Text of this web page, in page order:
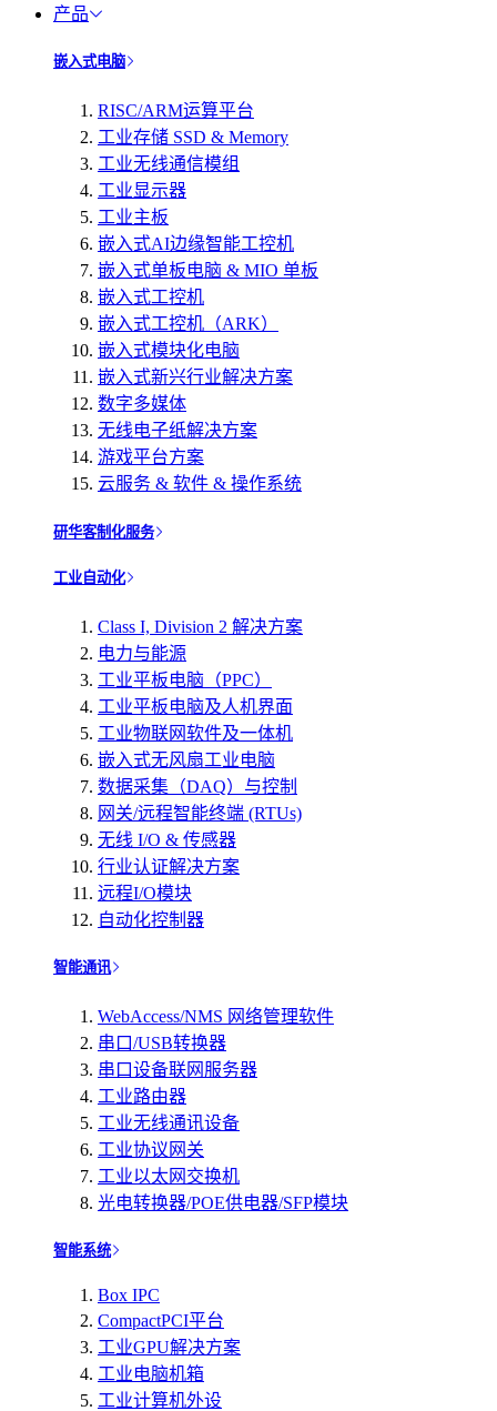
产品
嵌入式电脑
RISC/ARM运算平台
工业存储 SSD & Memory
工业无线通信模组
工业显示器
工业主板
嵌入式AI边缘智能工控机
嵌入式单板电脑 & MIO 单板
嵌入式工控机
嵌入式工控机（ARK）
嵌入式模块化电脑
嵌入式新兴行业解决方案
数字多媒体
无线电子纸解决方案
游戏平台方案
云服务 & 软件 & 操作系统
研华客制化服务
工业自动化
Class I, Division 2 解决方案
电力与能源
工业平板电脑（PPC）
工业平板电脑及人机界面
工业物联网软件及一体机
嵌入式无风扇工业电脑
数据采集（DAQ）与控制
网关/远程智能终端 (RTUs)
无线 I/O & 传感器
行业认证解决方案
远程I/O模块
自动化控制器
智能通讯
WebAccess/NMS 网络管理软件
串口/USB转换器
串口设备联网服务器
工业路由器
工业无线通讯设备
工业协议网关
工业以太网交换机
光电转换器/POE供电器/SFP模块
智能系统
Box IPC
CompactPCI平台
工业GPU解决方案
工业电脑机箱
工业计算机外设